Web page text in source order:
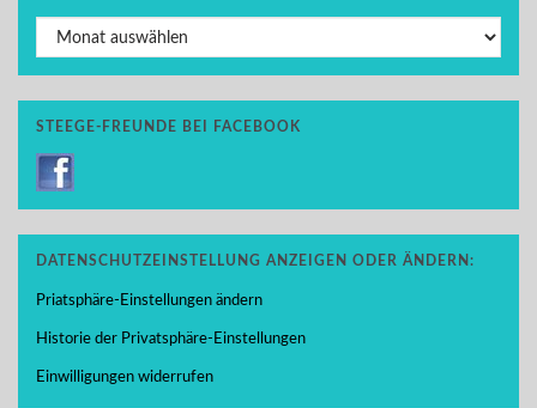
Archiv
STEEGE-FREUNDE BEI FACEBOOK
DATENSCHUTZEINSTELLUNG ANZEIGEN ODER ÄNDERN:
Priatsphäre-Einstellungen ändern
Historie der Privatsphäre-Einstellungen
Einwilligungen widerrufen